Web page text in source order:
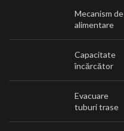
Mecanism de
alimentare
Capacitate
încărcător
Evacuare
tuburi trase